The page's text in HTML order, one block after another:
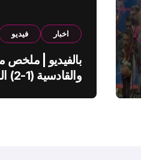
اخبار فيديو
بالفيديو | ملخص